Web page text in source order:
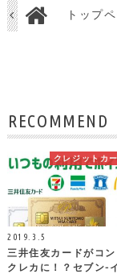
トップ
RECOMMEND
クレジットカ
2019.3.5
三井住友カードがコ
クレカに！？セブン-